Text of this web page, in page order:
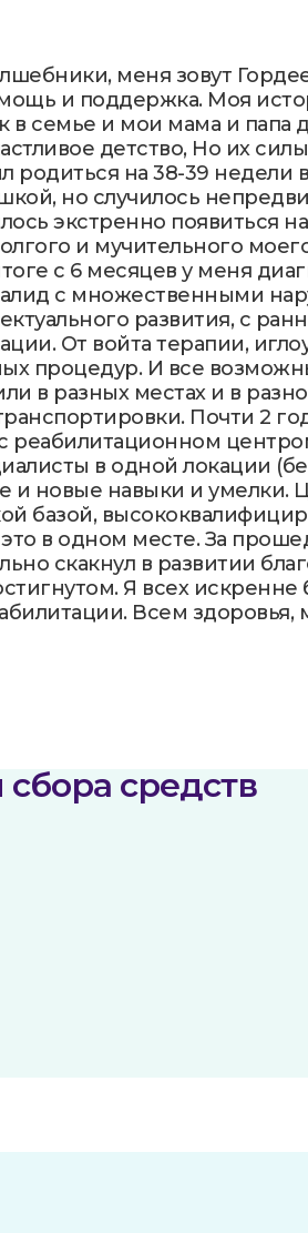
меня зовут
и поддержка. Моя
в семье и мои мама и папа
детство, Но их
родиться на 38-39 недели
но случилось
экстренно появиться
и мучительного
с 6 месяцев у меня
с множественными
развития, с
От войта терапии,
процедур. И все
в разных местах и в
Почти 2
реабилитационном
в одной локации
и новые навыки и умелки.
базой,
в одном месте. За
скакнул в развитии
Я всех искренне
Всем здоровья,
сбора средств